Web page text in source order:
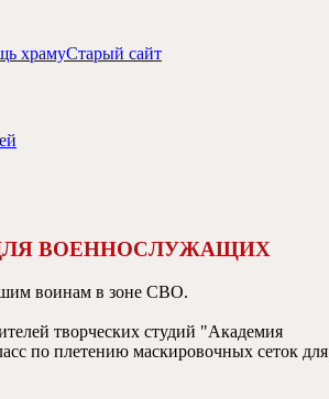
храмуСтарый сайт
ВОЕННОСЛУЖАЩИХ
воинам в зоне СВО.
творческих студий "Академия
по плетению маскировочных сеток для